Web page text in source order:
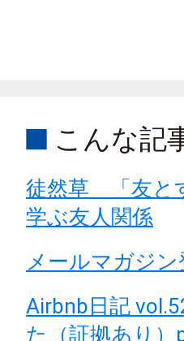
こんな記
徒然草 「友と
学ぶ友人関係
メールマガジン
Airbnb日記
た（証拠あり）